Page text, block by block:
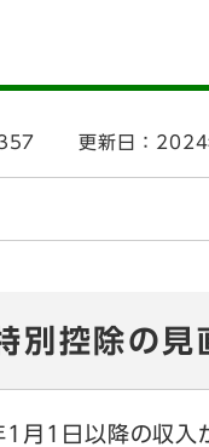
更新日：
別控除の見
月1日以降の収入